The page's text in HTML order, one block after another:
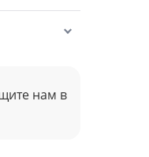
нам в